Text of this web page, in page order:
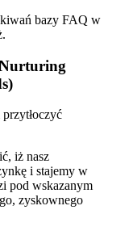
bazy FAQ w
iż nasz
i stajemy w
pod wskazanym
zyskownego